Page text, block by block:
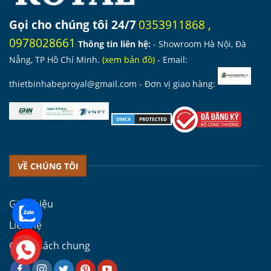
Gọi cho chúng tôi 24/70353911868 ,
0978028661 Thông tin liên hệ: - Showroom Hà Nội, Đà
Nẵng, TP Hồ Chí Minh. (xem bản đồ) - Email:
thietbinhabeproyal@gmail.com - Đơn vị giao hàng:
VỀ CHÚNG TÔI
Giới thiệu
Liên hệ
Chính sách chung